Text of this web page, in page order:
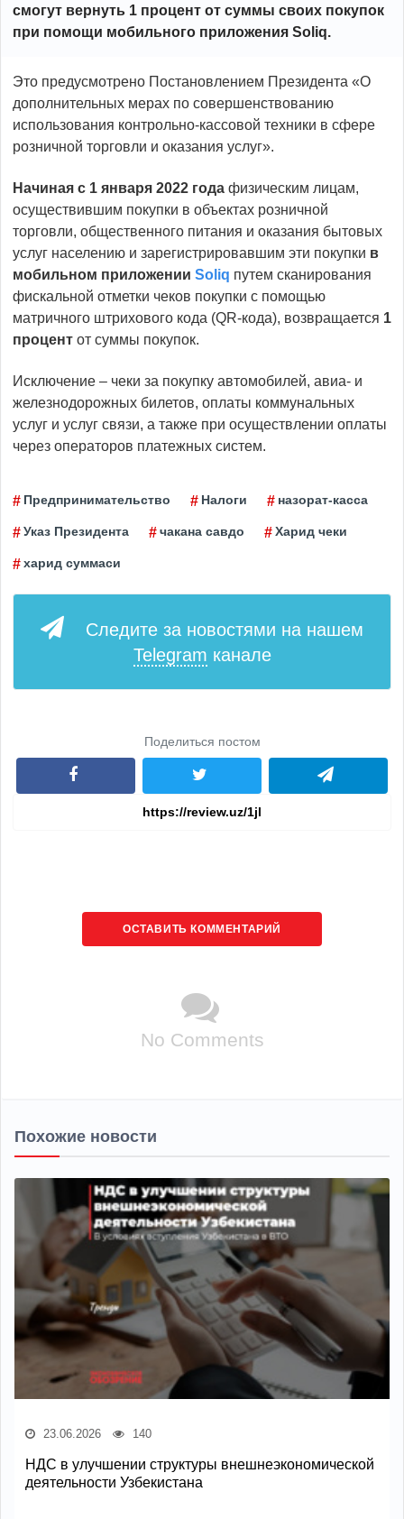
смогут вернуть 1 процент от суммы своих покупок
при помощи мобильного приложения Soliq.
Это предусмотрено Постановлением Президента «О
дополнительных мерах по совершенствованию
использования контрольно-кассовой техники в сфере
розничной торговли и оказания услуг».
Начиная с 1 января 2022 года физическим лицам,
осуществившим покупки в объектах розничной
торговли, общественного питания и оказания бытовых
услуг населению и зарегистрировавшим эти покупки в
мобильном приложении Soliq путем сканирования
фискальной отметки чеков покупки с помощью
матричного штрихового кода (QR-кода), возвращается 1
процент от суммы покупок.
Исключение – чеки за покупку автомобилей, авиа- и
железнодорожных билетов, оплаты коммунальных
услуг и услуг связи, а также при осуществлении оплаты
через операторов платежных систем.
Предпринимательство Налоги назорат-касса
Указ Президента чакана савдо Харид чеки
харид суммаси
Следите за новостями на нашем
Telegram канале
Поделиться постом
ОСТАВИТЬ КОММЕНТАРИЙ
No Comments
Похожие новости
23.06.2026 140
НДС в улучшении структуры внешнеэкономической
деятельности Узбекистана